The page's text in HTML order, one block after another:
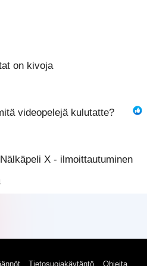
on kivoja
videopelejä kulutatte?
X - ilmoittautuminen
Tietosuojakäytäntö Ohjeita